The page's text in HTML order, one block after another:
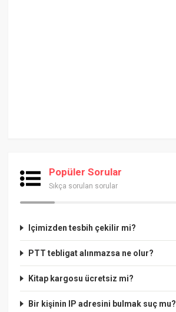
Popüler Sorular
Sıkça sorulan sorular
Içimizden tesbih çekilir mi?
PTT tebligat alınmazsa ne olur?
Kitap kargosu ücretsiz mi?
Bir kişinin IP adresini bulmak suç mu?